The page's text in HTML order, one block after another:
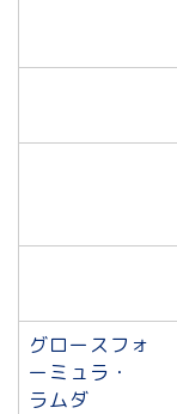
グロースフォ
ーミュラ・
ラムダ